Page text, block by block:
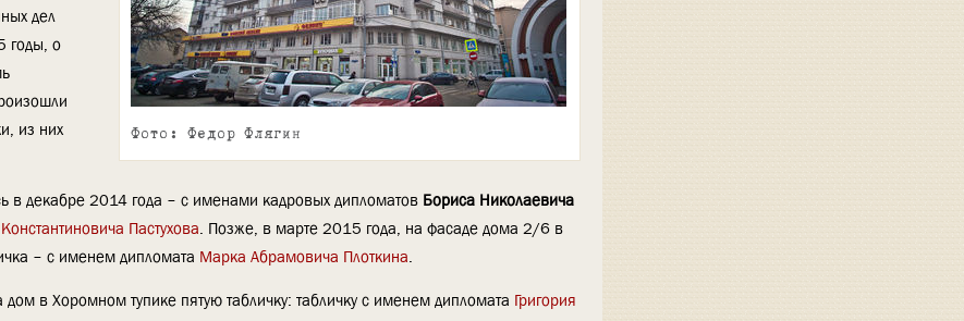
Фото: Федор Флягин
дел
годы, о
из них
в декабре 2014 года – с именами кадровых дипломатов Бориса Николаевича
Пастухова. Позже, в марте 2015 года, на фасаде дома 2/6 в
– с именем дипломата Марка Абрамовича Плоткина.
в Хоромном тупике пятую табличку: табличку с именем дипломата Григория